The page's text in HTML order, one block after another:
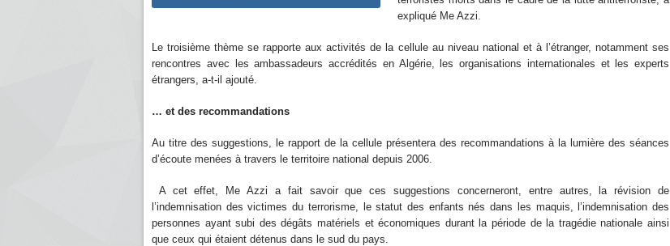
expliqué Me Azzi.
Le troisième thème se rapporte aux activités de la cellule au niveau national et à l’étranger, notamment ses
rencontres avec les ambassadeurs accrédités en Algérie, les organisations internationales et les experts
étrangers, a-t-il ajouté.
… et des recommandations
Au titre des suggestions, le rapport de la cellule présentera des recommandations à la lumière des séances
d’écoute menées à travers le territoire national depuis 2006.
A cet effet, Me Azzi a fait savoir que ces suggestions concerneront, entre autres, la révision de
l’indemnisation des victimes du terrorisme, le statut des enfants nés dans les maquis, l’indemnisation des
personnes ayant subi des dégâts matériels et économiques durant la période de la tragédie nationale ainsi
que ceux qui étaient détenus dans le sud du pays.